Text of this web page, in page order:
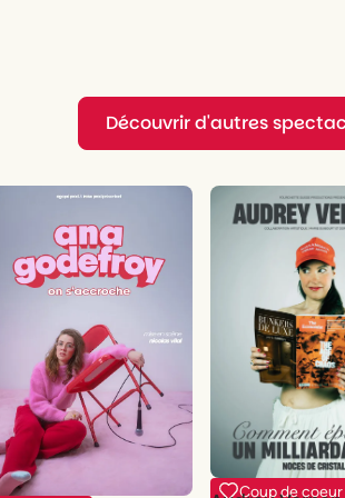
Découvrir d'autres
Coup de coeur